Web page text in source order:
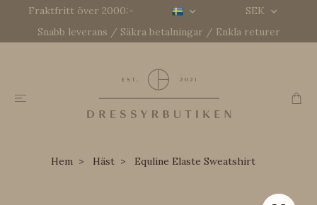
Fraktfritt över 2000:-
SEK
Snabb leverans / Säkra betalningar / Enkla returer
Hem Häst Equline Elaste Sweatshirt